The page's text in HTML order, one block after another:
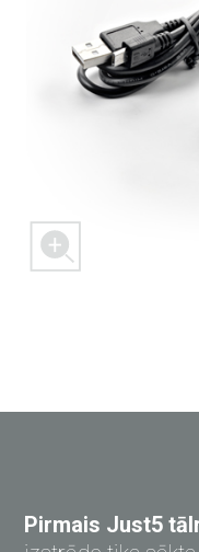
Pirmais Just5